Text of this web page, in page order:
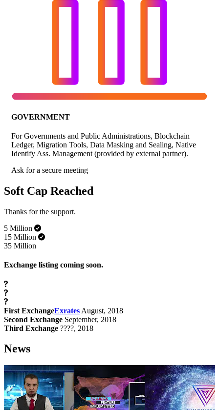
GOVERNMENT
For Governments and Public Administrations, Blockchain
Ledger, Migration Tools, Data Masking and Sealing, Native
Identify Ass. Management (provided by external partner).
Ask for a secure meeting
Soft Cap Reached
Thanks for the support.
5 Million
15 Million
35 Million
Exchange listing coming soon.
First ExchangeExrates August, 2018
Second Exchange September, 2018
Third Exchange ????, 2018
News